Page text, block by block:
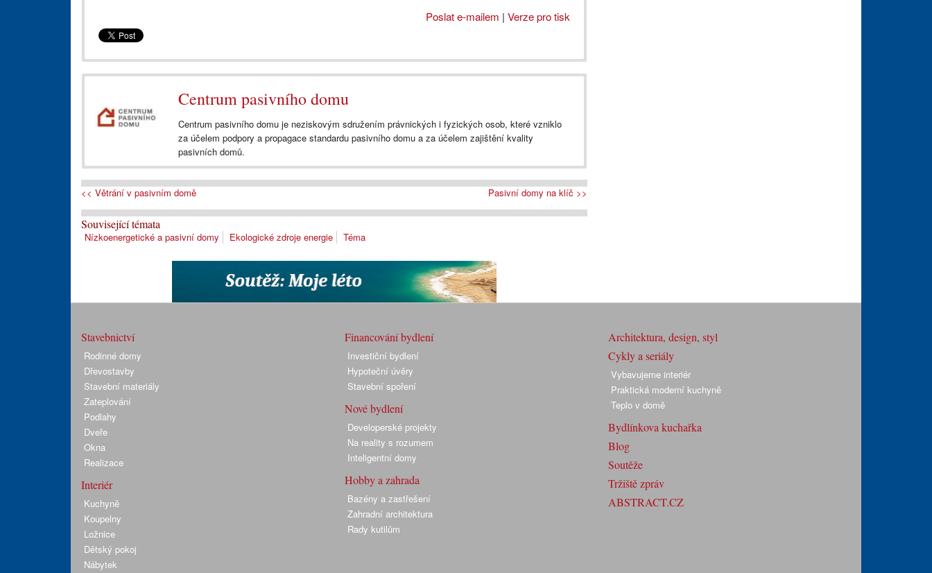
Poslat e-mailem | Verze pro tisk
Centrum pasivního domu
Centrum pasivního domu je neziskovým sdružením právnických i fyzických osob, které vzniklo
za účelem podpory a propagace standardu pasivního domu a za účelem zajištění kvality
pasivních domů.
<< Větrání v pasivním domě Pasivní domy na klíč >>
Související témata
Nízkoenergetické a pasivní domy Ekologické zdroje energie Téma
Stavebnictví
Rodinné domy
Dřevostavby
Stavební materiály
Zateplování
Podlahy
Dveře
Okna
Realizace
Interiér
Kuchyně
Koupelny
Ložnice
Dětský pokoj
Nábytek
Financování bydlení
Investiční bydlení
Hypoteční úvěry
Stavební spoření
Nové bydlení
Developerské projekty
Na reality s rozumem
Inteligentní domy
Hobby a zahrada
Bazény a zastřešení
Zahradní architektura
Rady kutilům
Architektura, design, styl
Cykly a seriály
Vybavujeme interiér
Praktická moderní kuchyně
Teplo v domě
Bydlínkova kuchařka
Blog
Soutěže
Tržiště zpráv
ABSTRACT.CZ